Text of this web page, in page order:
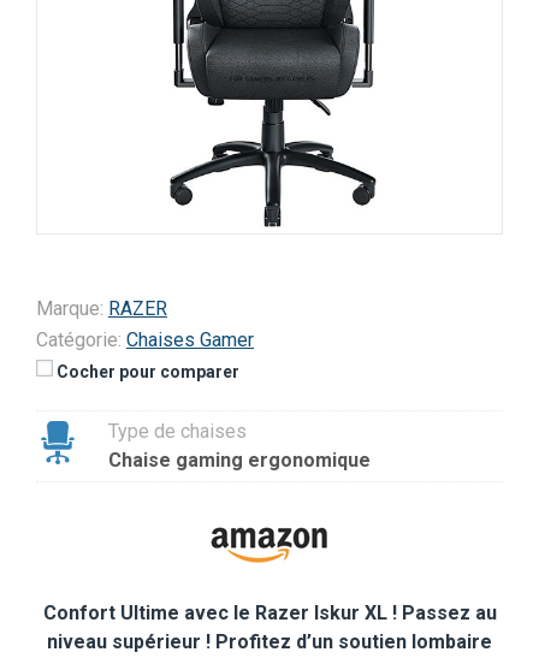
Marque: RAZER
Catégorie: Chaises Gamer
Cocher pour comparer
Type de chaises
Chaise gaming ergonomique
Confort Ultime avec le Razer Iskur XL ! Passez au
niveau supérieur ! Profitez d’un soutien lombaire